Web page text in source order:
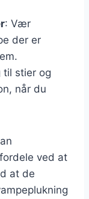
: Vær
der er
til stier og
når du
ved at
at de